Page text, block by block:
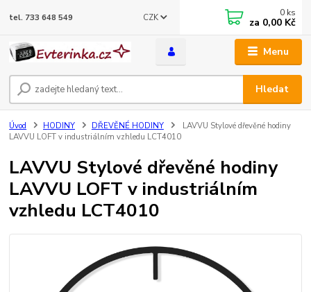
Menu
CZK
Hledat
tel. 733 648 549 0 ks
za 0,00 Kč
Úvod HODINY DŘEVĚNÉ HODINY
LAVVU Stylové dřevěné hodiny
LAVVU LOFT v industriálním vzhledu LCT4010
LAVVU Stylové dřevěné hodiny
LAVVU LOFT v industriálním
vzhledu LCT4010